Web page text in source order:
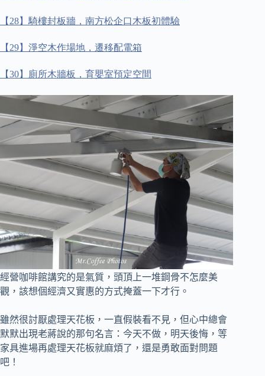
【 28】騎樓封板牆，南方松企口木板初體驗
【 29】淨空木作場地，遷移配電箱
【30】廁所木牆板，育嬰室預定空間
經營咖啡館講究的是氣質，頭頂上一堆鋼骨不怎麼美
觀，該想個經濟又實惠的方式掩蓋一下才行。
雖然很討厭處理天花板，一直假裝看不見，但心中總會
默默出現老蔣說的那句名言：今天不做，明天後悔， 等
家具進場再處理天花板就麻煩了，還是勇敢面對問題
吧！